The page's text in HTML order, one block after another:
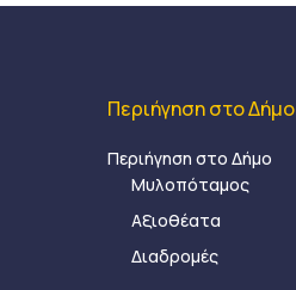
Περιήγηση στο Δήμο
Περιήγηση στο Δήμο
Μυλοπόταμος
Αξιοθέατα
Διαδρομές